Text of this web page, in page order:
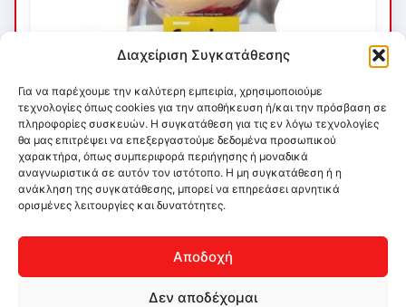
Διαχείριση Συγκατάθεσης
Για να παρέχουμε την καλύτερη εμπειρία, χρησιμοποιούμε
τεχνολογίες όπως cookies για την αποθήκευση ή/και την πρόσβαση σε
πληροφορίες συσκευών. Η συγκατάθεση για τις εν λόγω τεχνολογίες
θα μας επιτρέψει να επεξεργαστούμε δεδομένα προσωπικού
χαρακτήρα, όπως συμπεριφορά περιήγησης ή μοναδικά
αναγνωριστικά σε αυτόν τον ιστότοπο. Η μη συγκατάθεση ή η
ανάκληση της συγκατάθεσης, μπορεί να επηρεάσει αρνητικά
ορισμένες λειτουργίες και δυνατότητες.
Αποδοχή
Δεν αποδέχομαι